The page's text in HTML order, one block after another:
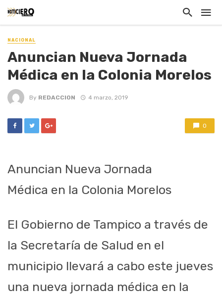
NACIONAL
Anuncian Nueva Jornada
Médica en la Colonia Morelos
By REDACCION 4 marzo, 2019
0
Anuncian Nueva Jornada
Médica en la Colonia Morelos
El Gobierno de Tampico a través de
la Secretaría de Salud en el
municipio llevará a cabo este jueves
una nueva jornada médica en la